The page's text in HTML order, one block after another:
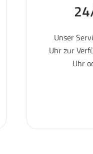
Unser
Uhr zur
Uhr